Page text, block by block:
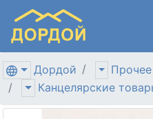
Дордой
Прочее
Канцелярские